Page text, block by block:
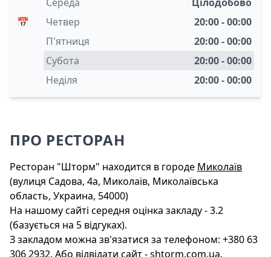
📅
Четвер
20:00 - 00:00
П'ятниця
20:00 - 00:00
Субота
20:00 - 00:00
Неділя
20:00 - 00:00
ПРО РЕСТОРАН
Ресторан "Шторм" находится в городе Миколаїв
(вулиця Садова, 4а, Миколаїв, Миколаївська
область, Украина, 54000)
На нашому сайті середня оцінка закладу - 3.2
(базується на 5 відгуках).
З закладом можна зв'язатися за телефоном: +380 63
306 2932. Або відвідати сайт - shtorm.com.ua.